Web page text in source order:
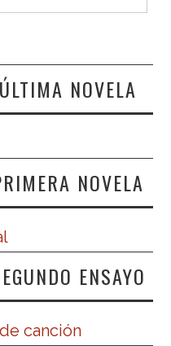
NOVELA
NOVELA
ENSAYO